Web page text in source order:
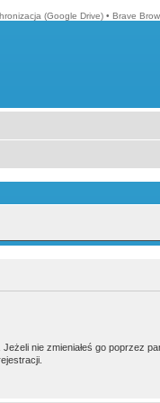
(Google Drive) • Brave
nie zmieniałeś go poprzez